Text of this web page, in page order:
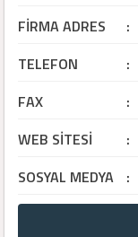
FİRMA ADRES :
TELEFON :
FAX :
WEB SİTESİ :
SOSYAL MEDYA :